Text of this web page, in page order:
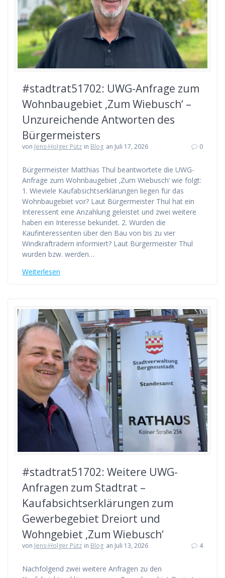
#stadtrat51702: UWG-Anfrage zum
Wohnbaugebiet ‚Zum Wiebusch‘ –
Unzureichende Antworten des
Bürgermeisters
von Jens-Holger Pütz in Blog an Juli 17, 2026 0
Bürgermeister Matthias Thul beantwortete die UWG-
Anfrage zum Wohnbaugebiet ‚Zum Wiebusch‘ wie folgt:
1. Wieviele Kaufabsichtserklärungen liegen für das
Wohnbaugebiet vor? Laut Bürgermeister Thul hat ein
Interessent eine Anzahlung geleistet und zwei weitere
haben ein Interesse bekundet. 2. Wurden die
Kaufinteressenten über den Bau von bis zu vier
Windkrafträdern informiert? Laut Bürgermeister Thul
wurden bzw. werden…
Weiterlesen
#stadtrat51702: Weitere UWG-
Anfragen zum Stadtrat –
Kaufabsichtserklärungen zum
Gewerbegebiet Dreiort und
Wohngebiet ‚Zum Wiebusch‘
von Jens-Holger Pütz in Blog an Juli 13, 2026 4
Nachfolgend zwei weitere Anfragen zu den